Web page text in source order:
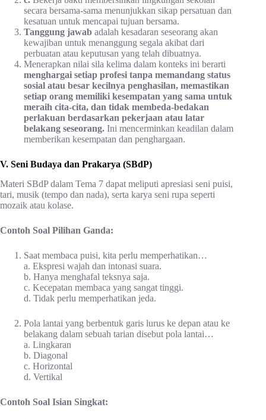
secara bersama-sama menunjukkan sikap persatuan dan
kesatuan untuk mencapai tujuan bersama.
Tanggung jawab adalah kesadaran seseorang akan
kewajiban untuk menanggung segala akibat dari
perbuatan atau keputusan yang telah dibuatnya.
Menerapkan nilai sila kelima dalam konteks ini berarti
menghargai setiap profesi tanpa memandang status
sosial atau besar kecilnya penghasilan, memastikan
setiap orang memiliki kesempatan yang sama untuk
meraih cita-cita, dan tidak membeda-bedakan
perlakuan berdasarkan pekerjaan atau latar
belakang seseorang. Ini mencerminkan keadilan dalam
memberikan kesempatan dan penghargaan.
V. Seni Budaya dan Prakarya (SBdP)
Materi SBdP dalam Tema 7 dapat meliputi apresiasi seni puisi,
tari, musik (tempo dan nada), serta karya seni rupa seperti
mozaik atau kolase.
Contoh Soal Pilihan Ganda:
Saat membaca puisi, kita perlu memperhatikan…
a. Ekspresi wajah dan intonasi suara.
b. Hanya menghafal teksnya saja.
c. Kecepatan membaca yang sangat tinggi.
d. Tidak perlu memperhatikan jeda.
Pola lantai yang berbentuk garis lurus ke depan atau ke
belakang dalam sebuah tarian disebut pola lantai…
a. Lingkaran
b. Diagonal
c. Horizontal
d. Vertikal
Contoh Soal Isian Singkat: